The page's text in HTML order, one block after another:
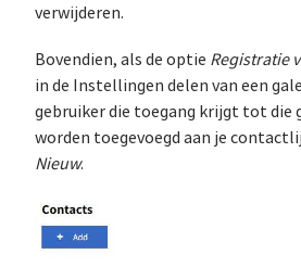
verwijderen.
Bovendien, als de optie Registratie
in de Instellingen delen van een
gebruiker die toegang krijgt tot die
worden toegevoegd aan je
Nieuw.